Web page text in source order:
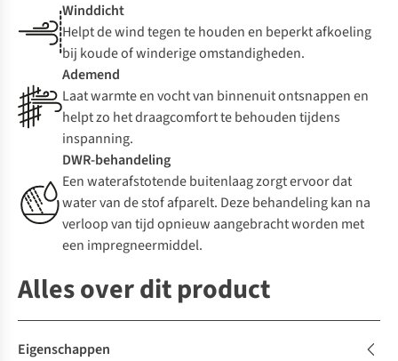
Winddicht
Helpt de wind tegen te houden en beperkt afkoeling
bij koude of winderige omstandigheden.
Ademend
Laat warmte en vocht van binnenuit ontsnappen en
helpt zo het draagcomfort te behouden tijdens
inspanning.
DWR-behandeling
Een waterafstotende buitenlaag zorgt ervoor dat
water van de stof afparelt. Deze behandeling kan na
verloop van tijd opnieuw aangebracht worden met
een impregneermiddel.
Alles over dit product
Eigenschappen